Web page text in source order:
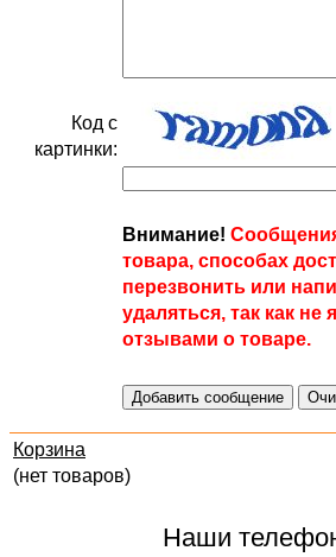
Код с
картинки:
Внимание!
товара, способах
перезвонить или
удаляться, так как не
отзывами о товаре.
Корзина
(нет товаров)
Наши